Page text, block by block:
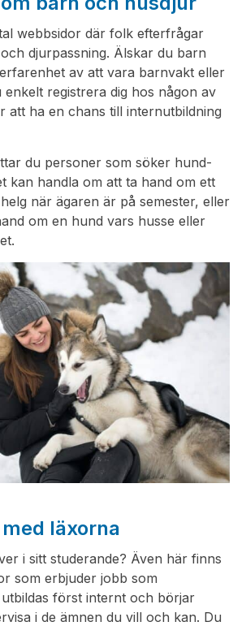
webbsidor där folk efterfrågar
djurpassning. Älskar du barn
av att vara barnvakt eller
enkelt registrera dig hos någon av
att ha en chans till internutbildning
du personer som söker hund-
kan handla om att ta hand om ett
när ägaren är på semester, eller
om en hund vars husse eller
läxorna
i sitt studerande? Även här finns
som erbjuder jobb som
först internt och börjar
i de ämnen du vill och kan. Du